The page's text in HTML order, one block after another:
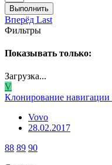
Выполнить
Вперёд Last
Фильтры
Показывать только:
Загрузка...
V
Клонирование навигации
Vovo
28.02.2017
88 89 90